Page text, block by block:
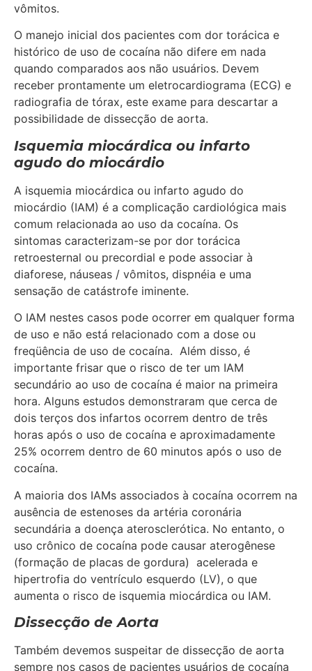
vômitos.
O manejo inicial dos pacientes com dor torácica e
histórico de uso de cocaína não difere em nada
quando comparados aos não usuários. Devem
receber prontamente um eletrocardiograma (ECG) e
radiografia de tórax, este exame para descartar a
possibilidade de dissecção de aorta.
Isquemia miocárdica ou infarto
agudo do miocárdio
A isquemia miocárdica ou infarto agudo do
miocárdio (IAM) é a complicação cardiológica mais
comum relacionada ao uso da cocaína. Os
sintomas caracterizam-se por dor torácica
retroesternal ou precordial e pode associar à
diaforese, náuseas / vômitos, dispnéia e uma
sensação de catástrofe iminente.
O IAM nestes casos pode ocorrer em qualquer forma
de uso e não está relacionado com a dose ou
freqüência de uso de cocaína. Além disso, é
importante frisar que o risco de ter um IAM
secundário ao uso de cocaína é maior na primeira
hora. Alguns estudos demonstraram que cerca de
dois terços dos infartos ocorrem dentro de três
horas após o uso de cocaína e aproximadamente
25% ocorrem dentro de 60 minutos após o uso de
cocaína.
A maioria dos IAMs associados à cocaína ocorrem na
ausência de estenoses da artéria coronária
secundária a doença aterosclerótica. No entanto, o
uso crônico de cocaína pode causar aterogênese
(formação de placas de gordura) acelerada e
hipertrofia do ventrículo esquerdo (LV), o que
aumenta o risco de isquemia miocárdica ou IAM.
Dissecção de Aorta
Também devemos suspeitar de dissecção de aorta
sempre nos casos de pacientes usuários de cocaína